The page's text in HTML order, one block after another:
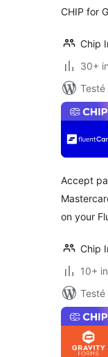
CHIP for
Chip
30+
Testé
Accept
on your
Chip
10+